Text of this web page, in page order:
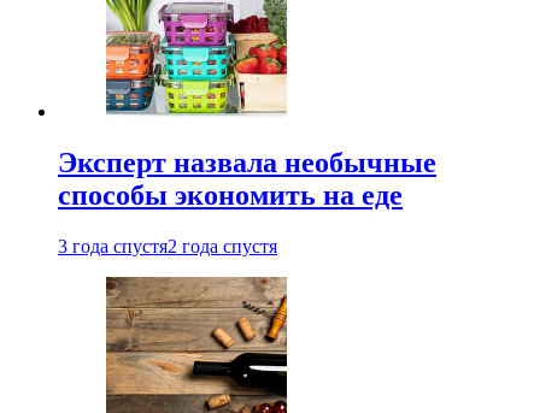
Эксперт назвала необычные
способы экономить на еде
3 года спустя2 года спустя